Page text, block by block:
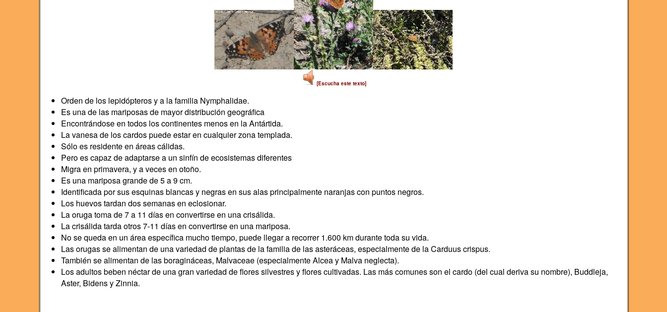
[Escucha este texto]
Orden de los lepidópteros y a la familia Nymphalidae.
Es una de las mariposas de mayor distribución geográfica
Encontrándose en todos los continentes menos en la Antártida.
La vanesa de los cardos puede estar en cualquier zona templada.
Sólo es residente en áreas cálidas.
Pero es capaz de adaptarse a un sinfín de ecosistemas diferentes
Migra en primavera, y a veces en otoño.
Es una mariposa grande de 5 a 9 cm.
Identificada por sus esquinas blancas y negras en sus alas principalmente naranjas con puntos negros.
Los huevos tardan dos semanas en eclosionar.
La oruga toma de 7 a 11 días en convertirse en una crisálida.
La crisálida tarda otros 7-11 días en convertirse en una mariposa.
No se queda en un área específica mucho tiempo, puede llegar a recorrer 1.600 km durante toda su vida.
Las orugas se alimentan de una variedad de plantas de la familia de las asteráceas, especialmente de la Carduus crispus.
También se alimentan de las boragináceas, Malvaceae (especialmente Alcea y Malva neglecta).
Los adultos beben néctar de una gran variedad de flores silvestres y flores cultivadas. Las más comunes son el cardo (del cual deriva su nombre), Buddleja,
Aster, Bidens y Zinnia.